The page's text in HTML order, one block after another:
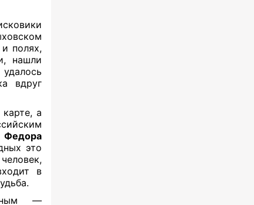
полях,
нашли
вдруг
а
Федора
это
в
—